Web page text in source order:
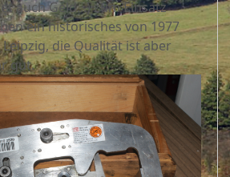
auch Geld...) zum Einsatz
ein historisches von 1977
die Qualität ist aber
gut.